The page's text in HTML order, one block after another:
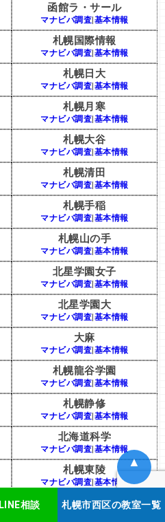
LINE相談 札幌市西区の教室一覧
函館ラ・サール
マナビバ調査|基本情報
札幌国際情報
マナビバ調査|基本情報
札幌日大
マナビバ調査|基本情報
札幌月寒
マナビバ調査|基本情報
札幌大谷
マナビバ調査|基本情報
札幌清田
マナビバ調査|基本情報
札幌手稲
マナビバ調査|基本情報
札幌山の手
マナビバ調査|基本情報
北星学園女子
マナビバ調査|基本情報
北星学園大
マナビバ調査|基本情報
大麻
マナビバ調査|基本情報
札幌龍谷学園
マナビバ調査|基本情報
札幌静修
マナビバ調査|基本情報
北海道科学
マナビバ調査|基本情報
札幌東陵
マナビバ調査|基本情報
▲